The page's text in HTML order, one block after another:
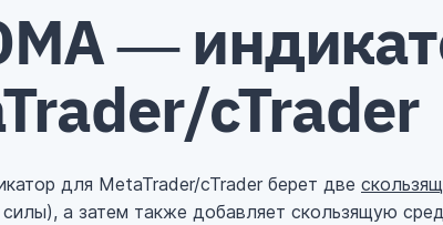
—
cTrader
для MetaTrader/cTrader берет две
силы), а затем также добавляет скользящую